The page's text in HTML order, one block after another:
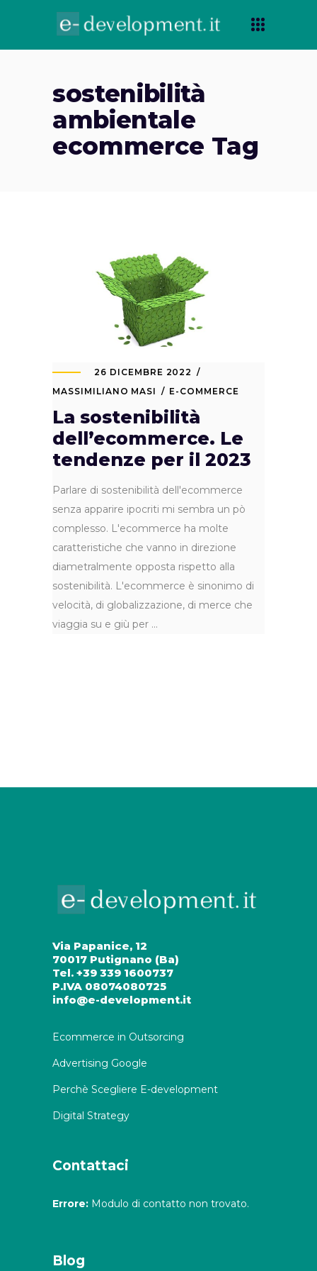
sostenibilità
ambientale
ecommerce Tag
26 DICEMBRE 2022
MASSIMILIANO MASI
E-COMMERCE
La sostenibilità
dell’ecommerce. Le
tendenze per il 2023
Parlare di sostenibilità dell'ecommerce
senza apparire ipocriti mi sembra un pò
complesso. L'ecommerce ha molte
caratteristiche che vanno in direzione
diametralmente opposta rispetto alla
sostenibilità. L'ecommerce è sinonimo di
velocità, di globalizzazione, di merce che
viaggia su e giù per
Via Papanice, 12
70017 Putignano (Ba)
Tel. +39 339 1600737
P.IVA 08074080725
info@e-development.it
Ecommerce in Outsorcing
Advertising Google
Perchè Scegliere E-development
Digital Strategy
Contattaci
Errore: Modulo di contatto non trovato.
Blog